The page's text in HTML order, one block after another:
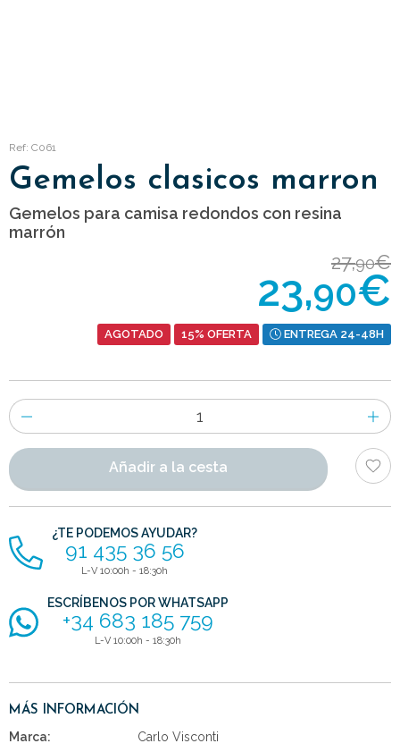
Ref: C061
Gemelos clasicos marron
Gemelos para camisa redondos con resina
marrón
27,90€
23,90€
AGOTADO 15% OFERTA ENTREGA 24-48H
Número
de
artículos
Añadir a la cesta
¿TE PODEMOS AYUDAR?
91 435 36 56
L-V 10:00h - 18:30h
ESCRÍBENOS POR WHATSAPP
+34 683 185 759
L-V 10:00h - 18:30h
MÁS INFORMACIÓN
Marca:
Carlo Visconti